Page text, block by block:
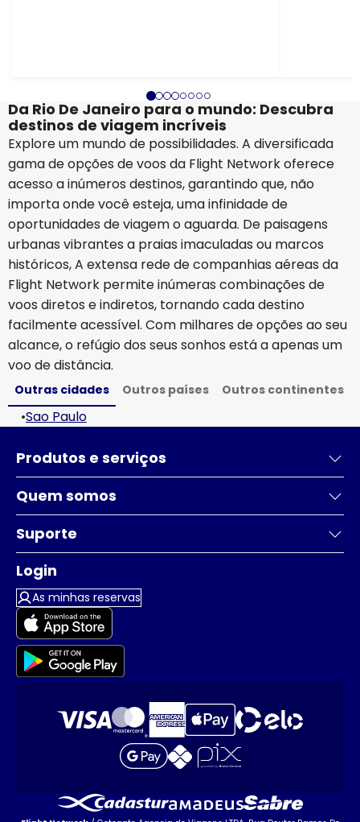
Da Rio De Janeiro para o mundo: Descubra
destinos de viagem incríveis
Explore um mundo de possibilidades. A diversificada
gama de opções de voos da Flight Network oferece
acesso a inúmeros destinos, garantindo que, não
importa onde você esteja, uma infinidade de
oportunidades de viagem o aguarda. De paisagens
urbanas vibrantes a praias imaculadas ou marcos
históricos, A extensa rede de companhias aéreas da
Flight Network permite inúmeras combinações de
voos diretos e indiretos, tornando cada destino
facilmente acessível. Com milhares de opções ao seu
alcance, o refúgio dos seus sonhos está a apenas um
voo de distância.
Outras cidades Outros países Outros continentes
•Sao Paulo
Produtos e serviços
Quem somos
Suporte
Login
As minhas reservas